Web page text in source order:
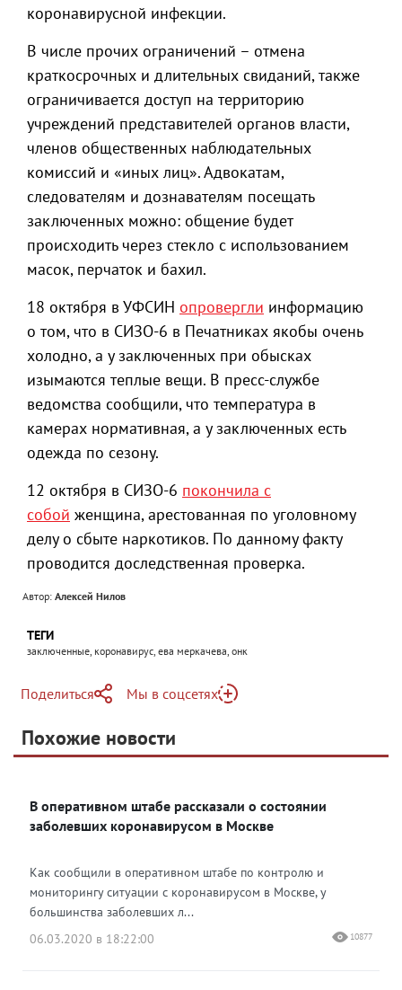
коронавирусной инфекции.
В числе прочих ограничений – отмена
краткосрочных и длительных свиданий, также
ограничивается доступ на территорию
учреждений представителей органов власти,
членов общественных наблюдательных
комиссий и «иных лиц». Адвокатам,
следователям и дознавателям посещать
заключенных можно: общение будет
происходить через стекло с использованием
масок, перчаток и бахил.
18 октября в УФСИН опровергли информацию
о том, что в СИЗО-6 в Печатниках якобы очень
холодно, а у заключенных при обысках
изымаются теплые вещи. В пресс-службе
ведомства сообщили, что температура в
камерах нормативная, а у заключенных есть
одежда по сезону.
12 октября в СИЗО-6 покончила с
собой женщина, арестованная по уголовному
делу о сбыте наркотиков. По данному факту
проводится доследственная проверка.
Автор: Алексей Нилов
ТЕГИ
заключенные, коронавирус, ева меркачева, онк
Поделиться
Telegram
Одноклассники
Мы в соцсетях
Яндекс Дзен
Похожие новости
В оперативном штабе рассказали о состоянии
заболевших коронавирусом в Москве
Как сообщили в оперативном штабе по контролю и
мониторингу ситуации с коронавирусом в Москве, у
большинства заболевших л...
06.03.2020 в 18:22:00
10877